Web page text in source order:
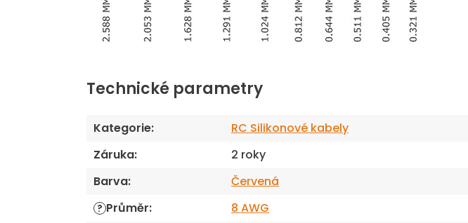
Technické parametry
Kategorie:
RC Silikonové kabely
Záruka:
2 roky
Barva: Červená
? Průměr:
8 AWG